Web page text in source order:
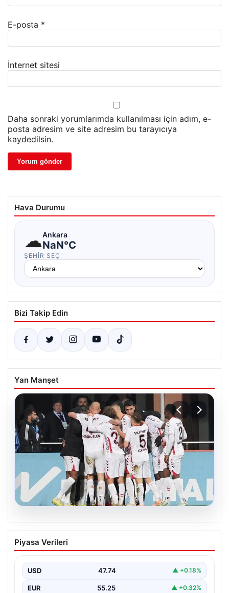
E-posta *
İnternet sitesi
Daha sonraki yorumlarımda kullanılması için adım, e-
posta adresim ve site adresim bu tarayıcıya
kaydedilsin.
Hava Durumu
☁Ankara
NaN°C
ŞEHIR SEÇ
Bizi Takip Edin
Yan Manşet
Samsunspor, Kasımpaşa’yı 2-1 mağlup
etti!
Piyasa Verileri
USD 47.74 ▲ +0.18%
EUR 55.25 ▲ +0.32%